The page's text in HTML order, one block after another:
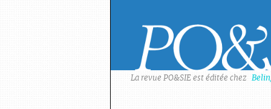
La revue PO&SIE est éditée chez